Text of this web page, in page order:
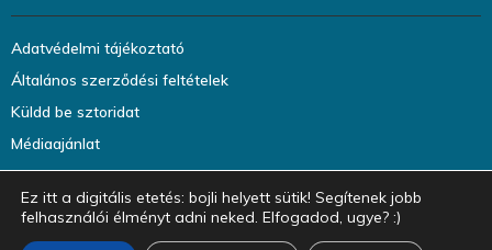
Adatvédelmi tájékoztató
Általános szerződési feltételek
Küldd be sztoridat
Médiaajánlat
Ez itt a digitális etetés: bojli helyett sütik! Segítenek jobb
felhasználói élményt adni neked. Elfogadod, ugye? :)